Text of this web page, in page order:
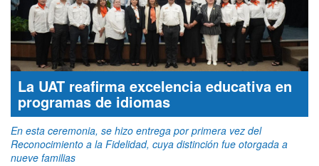
La UAT reafirma excelencia educativa en
programas de idiomas
En esta ceremonia, se hizo entrega por primera vez del
Reconocimiento a la Fidelidad, cuya distinción fue otorgada a
nueve familias